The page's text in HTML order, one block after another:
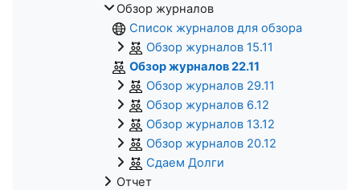
Обзор журналов
Список журналов для обзора
Обзор журналов 15.11
Обзор журналов 22.11
Обзор журналов 29.11
Обзор журналов 6.12
Обзор журналов 13.12
Обзор журналов 20.12
Сдаем Долги
Отчет